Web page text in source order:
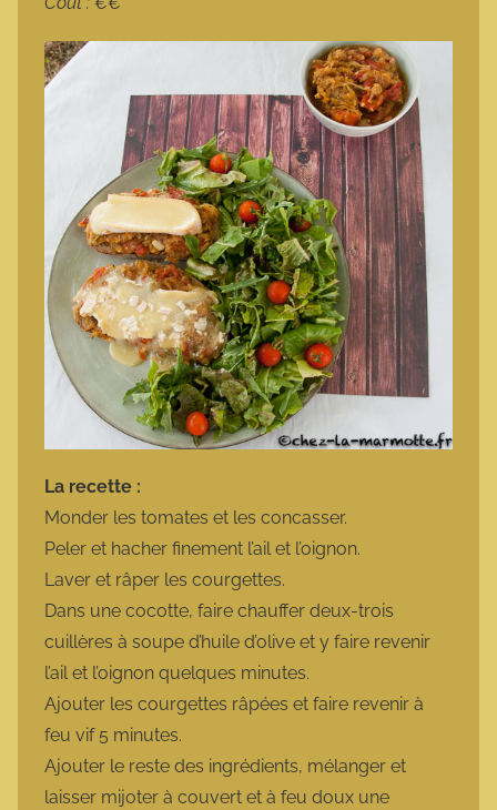
La recette :
Monder les tomates et les concasser.
Peler et hacher finement l’ail et l’oignon.
Laver et râper les courgettes.
Dans une cocotte, faire chauffer deux-trois
cuillères à soupe d’huile d’olive et y faire revenir
l’ail et l’oignon quelques minutes.
Ajouter les courgettes râpées et faire revenir à
feu vif 5 minutes.
Ajouter le reste des ingrédients, mélanger et
laisser mijoter à couvert et à feu doux une